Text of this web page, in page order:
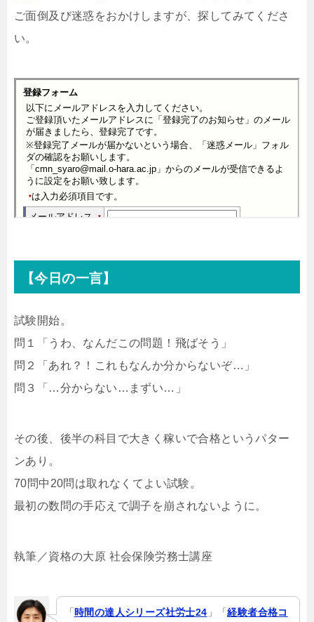
ご面倒及び迷惑をおかけしますが、探してみてくださ
い。
【今日の一言】
試験開始。
問１「うわ、なんだこの問題！飛ばそう」
問２「あれ？！これもなんか分からないぞ…」
問３「…分からない…まずい…」
その後、後半の科目で大きく稼いで合格というパター
ンあり。
70問中20問は取れなくてよい試験。
最初の数問の手応えで調子を崩されないように。
執筆／資格の大原 社会保険労務士講座
「 時間の達人シリーズ社労士24 」「経験者合格コ